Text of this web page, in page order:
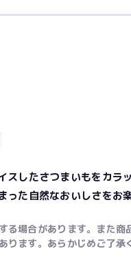
したさつまいもをカラ
た自然なおいしさをお
る場合があります。また商
ります。あらかじめご了承